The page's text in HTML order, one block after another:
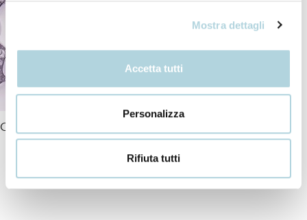
Mostra dettagli
Accetta tutti
Personalizza
Rifiuta tutti
Ceramides
+ INCI